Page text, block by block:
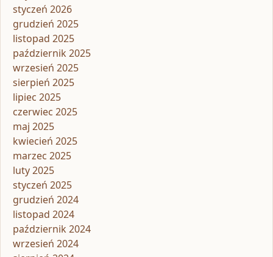
styczeń 2026
grudzień 2025
listopad 2025
październik 2025
wrzesień 2025
sierpień 2025
lipiec 2025
czerwiec 2025
maj 2025
kwiecień 2025
marzec 2025
luty 2025
styczeń 2025
grudzień 2024
listopad 2024
październik 2024
wrzesień 2024